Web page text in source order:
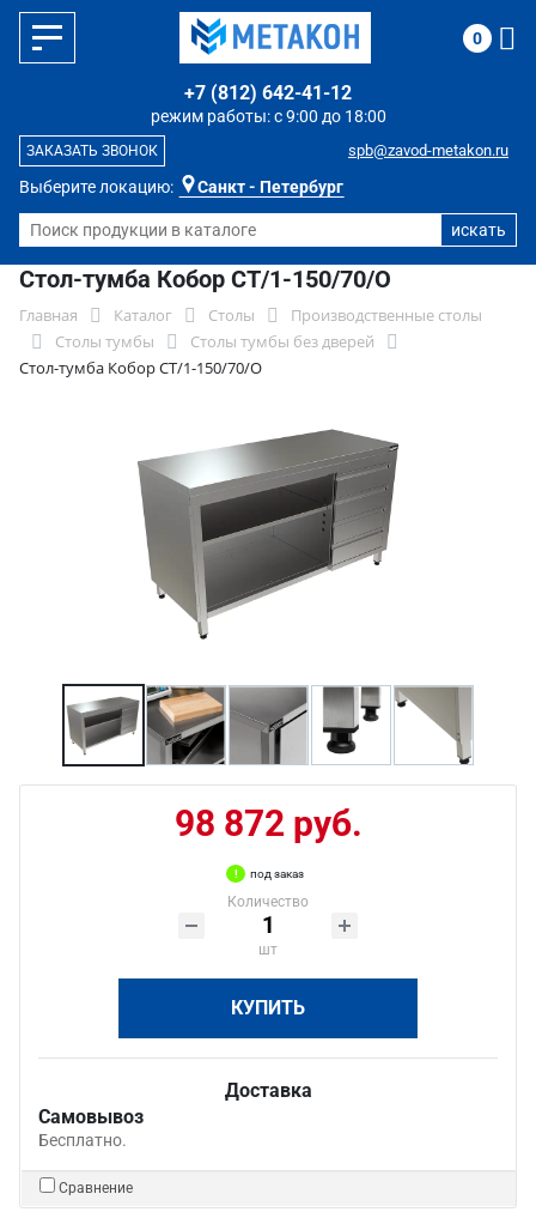
Выберите локацию: Санкт - Петербург
режим работы: с 9:00 до 18:00
+7 (812) 642-41-12
spb@zavod-metakon.ru
ЗАКАЗАТЬ ЗВОНОК
0
Стол-тумба Кобор СТ/1-150/70/О
Главная Каталог Столы
Производственные столы
Столы тумбы
Столы тумбы без дверей
Стол-тумба Кобор СТ/1-150/70/О
98 872 руб.
под заказ
Количество
шт
КУПИТЬ
Доставка
Самовывоз
Бесплатно.
Сравнение